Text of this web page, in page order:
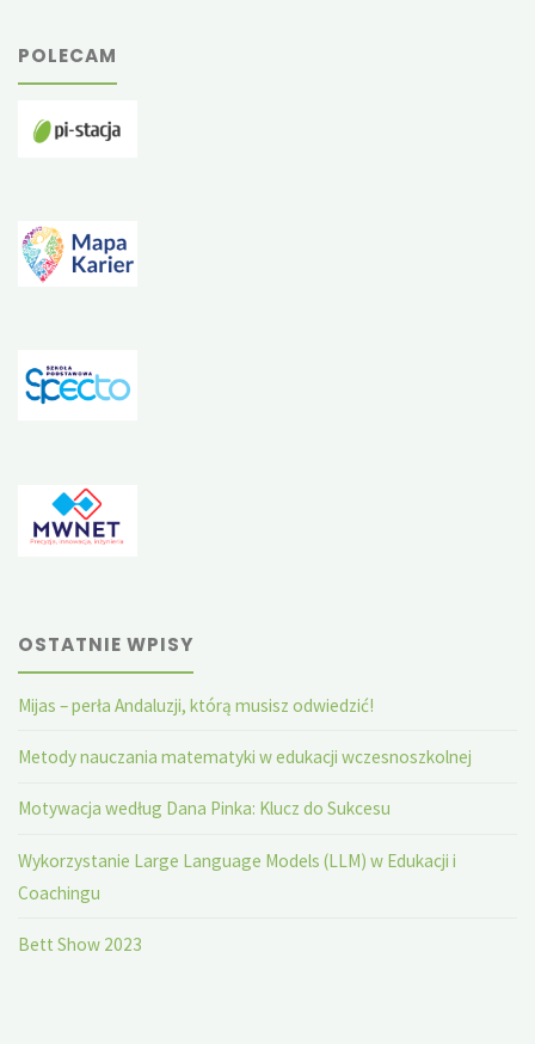
POLECAM
OSTATNIE WPISY
Mijas – perła Andaluzji, którą musisz odwiedzić!
Metody nauczania matematyki w edukacji wczesnoszkolnej
Motywacja według Dana Pinka: Klucz do Sukcesu
Wykorzystanie Large Language Models (LLM) w Edukacji i
Coachingu
Bett Show 2023